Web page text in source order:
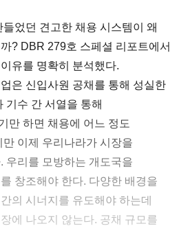
었던 견고한 채용 시스템이 왜
? DBR 279호 스페셜 리포트에서
이유를 명확히 분석했다.
은 신입사원 공채를 통해 성실한
기수 간 서열을 통해
만 하면 채용에 어느 정도
이제 우리나라가 시장을
우리를 모방하는 개도국을
창조해야 한다. 다양한 배경을
의 시너지를 유도해야 하는데
에 나오지 않는다. 공채 규모를